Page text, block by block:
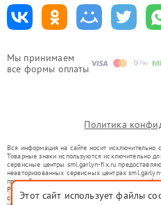
Мы принимаем
все формы оплаты
Политика
Вся информация на сайте носит исключительно
Товарные знаки используются исключительно
сервисные центры sml.garlyn-fix.ru
неавторизованных сервисных центрах
правообладателями товарных знаков или их
Ремонт осуществляется для устройств, уже
со статьей 1487 ГК РФ.
Этот сайт использует файлы